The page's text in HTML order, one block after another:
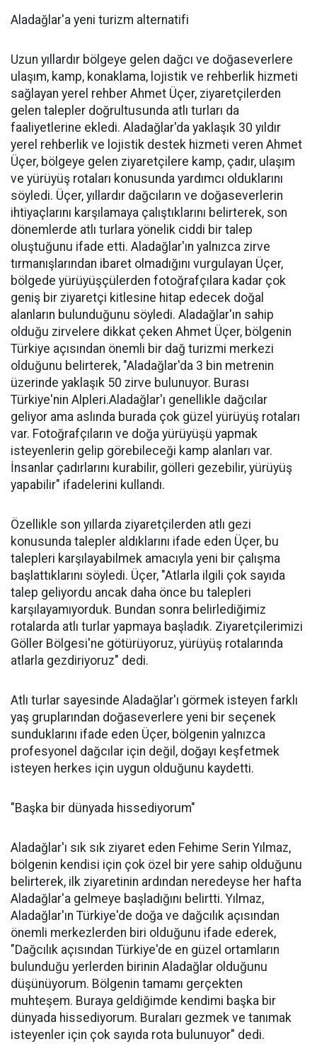
Aladağlar'a yeni turizm alternatifi
Uzun yıllardır bölgeye gelen dağcı ve doğaseverlere
ulaşım, kamp, konaklama, lojistik ve rehberlik hizmeti
sağlayan yerel rehber Ahmet Üçer, ziyaretçilerden
gelen talepler doğrultusunda atlı turları da
faaliyetlerine ekledi. Aladağlar'da yaklaşık 30 yıldır
yerel rehberlik ve lojistik destek hizmeti veren Ahmet
Üçer, bölgeye gelen ziyaretçilere kamp, çadır, ulaşım
ve yürüyüş rotaları konusunda yardımcı olduklarını
söyledi. Üçer, yıllardır dağcıların ve doğaseverlerin
ihtiyaçlarını karşılamaya çalıştıklarını belirterek, son
dönemlerde atlı turlara yönelik ciddi bir talep
oluştuğunu ifade etti. Aladağlar'ın yalnızca zirve
tırmanışlarından ibaret olmadığını vurgulayan Üçer,
bölgede yürüyüşçülerden fotoğrafçılara kadar çok
geniş bir ziyaretçi kitlesine hitap edecek doğal
alanların bulunduğunu söyledi. Aladağlar'ın sahip
olduğu zirvelere dikkat çeken Ahmet Üçer, bölgenin
Türkiye açısından önemli bir dağ turizmi merkezi
olduğunu belirterek, "Aladağlar'da 3 bin metrenin
üzerinde yaklaşık 50 zirve bulunuyor. Burası
Türkiye'nin Alpleri.Aladağlar'ı genellikle dağcılar
geliyor ama aslında burada çok güzel yürüyüş rotaları
var. Fotoğrafçıların ve doğa yürüyüşü yapmak
isteyenlerin gelip görebileceği kamp alanları var.
İnsanlar çadırlarını kurabilir, gölleri gezebilir, yürüyüş
yapabilir" ifadelerini kullandı.
Özellikle son yıllarda ziyaretçilerden atlı gezi
konusunda talepler aldıklarını ifade eden Üçer, bu
talepleri karşılayabilmek amacıyla yeni bir çalışma
başlattıklarını söyledi. Üçer, "Atlarla ilgili çok sayıda
talep geliyordu ancak daha önce bu talepleri
karşılayamıyorduk. Bundan sonra belirlediğimiz
rotalarda atlı turlar yapmaya başladık. Ziyaretçilerimizi
Göller Bölgesi'ne götürüyoruz, yürüyüş rotalarında
atlarla gezdiriyoruz" dedi.
Atlı turlar sayesinde Aladağlar'ı görmek isteyen farklı
yaş gruplarından doğaseverlere yeni bir seçenek
sunduklarını ifade eden Üçer, bölgenin yalnızca
profesyonel dağcılar için değil, doğayı keşfetmek
isteyen herkes için uygun olduğunu kaydetti.
"Başka bir dünyada hissediyorum"
Aladağlar'ı sık sık ziyaret eden Fehime Serin Yılmaz,
bölgenin kendisi için çok özel bir yere sahip olduğunu
belirterek, ilk ziyaretinin ardından neredeyse her hafta
Aladağlar'a gelmeye başladığını belirtti. Yılmaz,
Aladağlar'ın Türkiye'de doğa ve dağcılık açısından
önemli merkezlerden biri olduğunu ifade ederek,
"Dağcılık açısından Türkiye'de en güzel ortamların
bulunduğu yerlerden birinin Aladağlar olduğunu
düşünüyorum. Bölgenin tamamı gerçekten
muhteşem. Buraya geldiğimde kendimi başka bir
dünyada hissediyorum. Buraları gezmek ve tanımak
isteyenler için çok sayıda rota bulunuyor" dedi.